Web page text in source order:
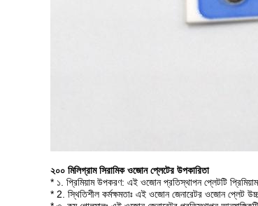
২০০ মিলিগ্রাম সিরামিক ওজোন প্লেটের উপকারিতা
* ১. প্রিমিয়াম উপকরণ: এই ওজোন প্রতিস্থাপন প্লেটটি
* 2. স্থিতিশীল কর্মক্ষমতাঃ এই ওজোন জেনারেটর ওজোন প্লেট